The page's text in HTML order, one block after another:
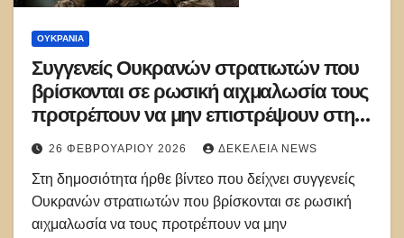
ΟΥΚΡΑΝΊΑ
Συγγενείς Ουκρανών στρατιωτών που
βρίσκονται σε ρωσική αιχμαλωσία τους
προτρέπουν να μην επιστρέψουν στην
Ουκρανία!
26 ΦΕΒΡΟΥΑΡΊΟΥ 2026 ΔΕΚΈΛΕΙΑ NEWS
Στη δημοσιότητα ήρθε βίντεο που δείχνει συγγενείς
Ουκρανών στρατιωτών που βρίσκονται σε ρωσική
αιχμαλωσία να τους προτρέπουν να μην